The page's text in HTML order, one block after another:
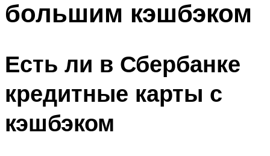
большим кэшбэком
Есть ли в Сбербанке
кредитные карты с
кэшбэком